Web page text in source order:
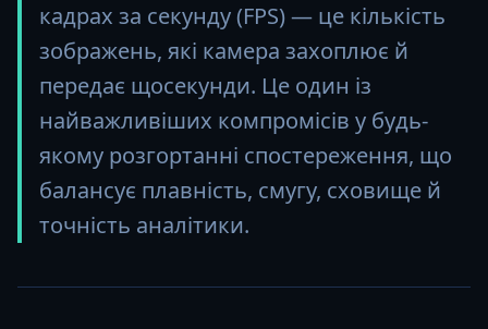
кадрах за секунду (FPS) — це кількість
зображень, які камера захоплює й
передає щосекунди. Це один із
найважливіших компромісів у будь-
якому розгортанні спостереження, що
балансує плавність, смугу, сховище й
точність аналітики.